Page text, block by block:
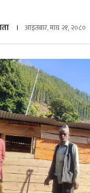
आइतबार, माघ २१, २०८०